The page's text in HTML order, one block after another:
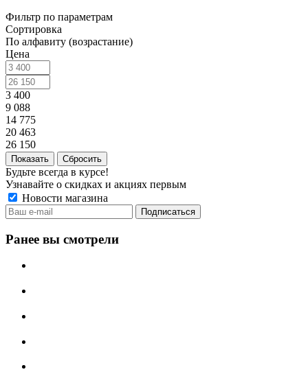
Фильтр по параметрам
Сортировка
По алфавиту (возрастание)
Цена
3 400
9 088
14 775
20 463
26 150
Сбросить
Будьте всегда в курсе!
Узнавайте о скидках и акциях первым
Новости магазина
Ранее вы смотрели